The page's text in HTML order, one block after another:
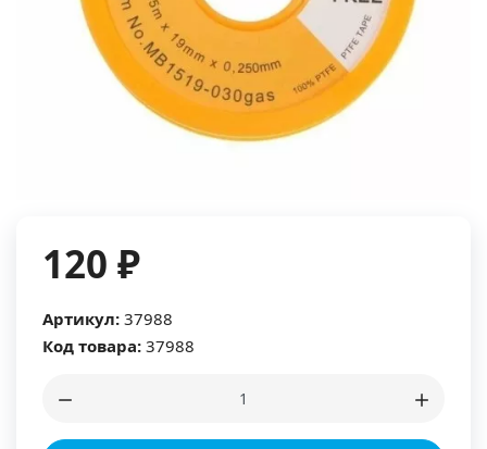
120 ₽
Артикул: 37988
Код товара: 37988